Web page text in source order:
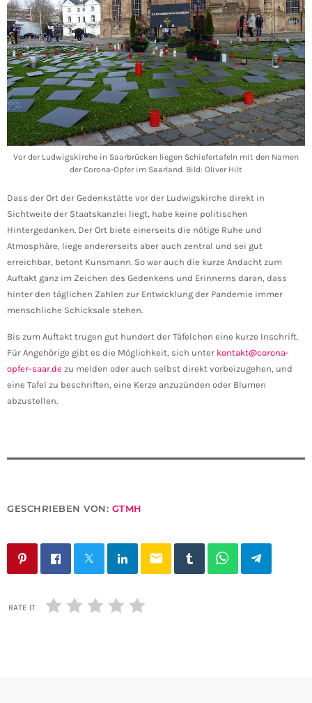
Vor der Ludwigskirche in Saarbrücken liegen Schiefertafeln mit den Namen
der Corona-Opfer im Saarland. Bild: Oliver Hilt
Dass der Ort der Gedenkstätte vor der Ludwigskirche direkt in
Sichtweite der Staatskanzlei liegt, habe keine politischen
Hintergedanken. Der Ort biete einerseits die nötige Ruhe und
Atmosphäre, liege andererseits aber auch zentral und sei gut
erreichbar, betont Kunsmann. So war auch die kurze Andacht zum
Auftakt ganz im Zeichen des Gedenkens und Erinnerns daran, dass
hinter den täglichen Zahlen zur Entwicklung der Pandemie immer
menschliche Schicksale stehen.
Bis zum Auftakt trugen gut hundert der Täfelchen eine kurze Inschrift.
Für Angehörige gibt es die Möglichkeit, sich unter kontakt@corona-
opfer-saar.de zu melden oder auch selbst direkt vorbeizugehen, und
eine Tafel zu beschriften, eine Kerze anzuzünden oder Blumen
abzustellen.
GESCHRIEBEN VON: GTMH
email
RATE IT